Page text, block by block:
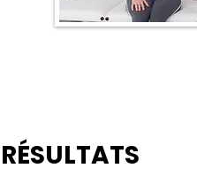
RÉSULTATS